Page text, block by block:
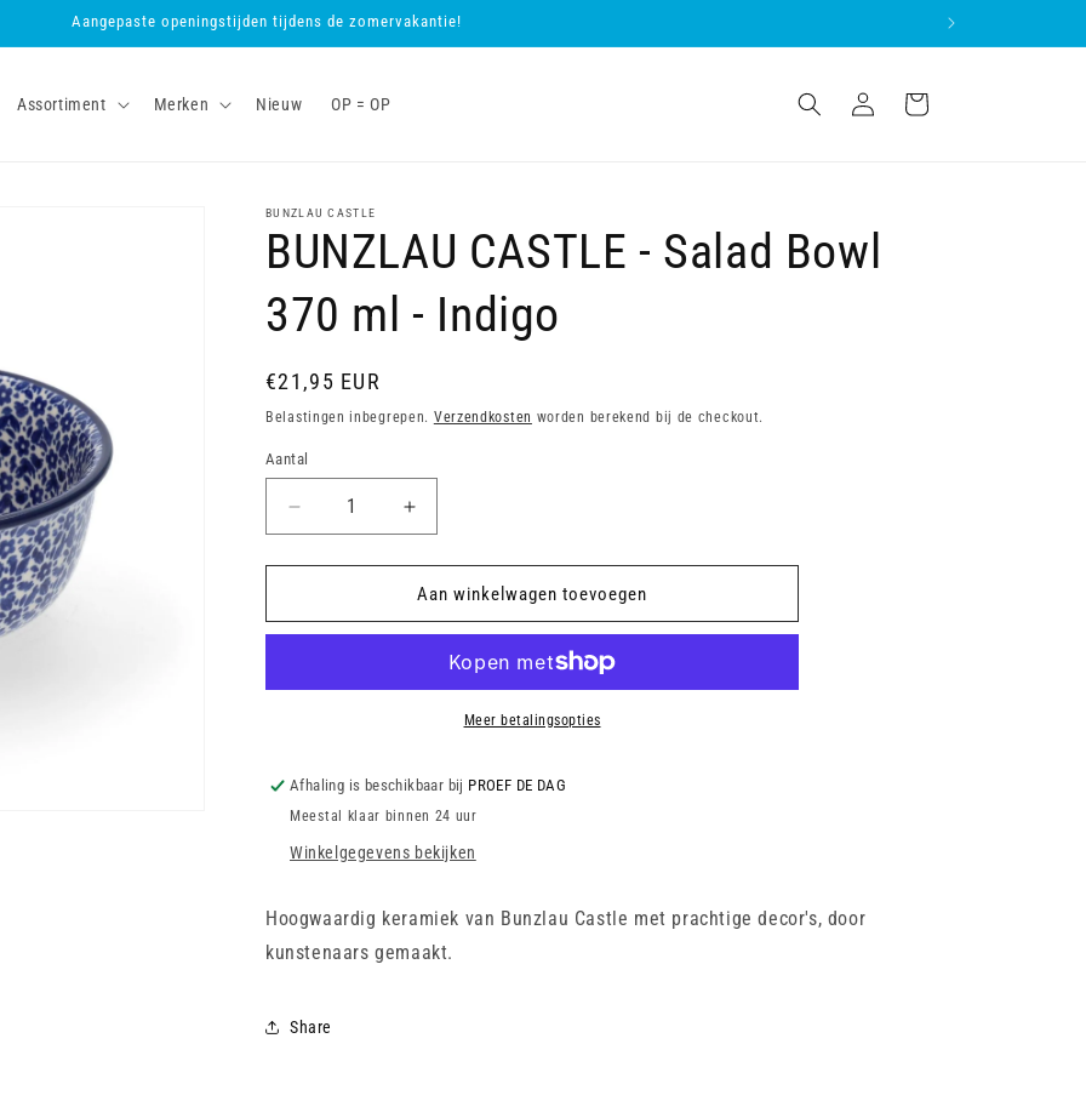
Aangepaste openingstijden tijdens de zomervakantie!
Assortiment Merken Nieuw OP = OP InloggenWinkelwagen
BUNZLAU CASTLE
BUNZLAU CASTLE - Salad Bowl
370 ml - Indigo
Normale
prijs
€21,95 EUR
Belastingen inbegrepen. Verzendkosten worden berekend bij de checkout.
Aantal
Aantal
verlagen
voor
CASTLE
Bowl
Indigo
Aantal
verhogen
voor
BUNZLAU
CASTLE
Salad
Bowl
Indigo
Aan winkelwagen toevoegen
Meer betalingsopties
Afhaling is beschikbaar bij PROEF DE DAG
Meestal klaar binnen 24 uur
Winkelgegevens bekijken
Hoogwaardig keramiek van Bunzlau Castle met prachtige decor's, door
kunstenaars gemaakt.
Share